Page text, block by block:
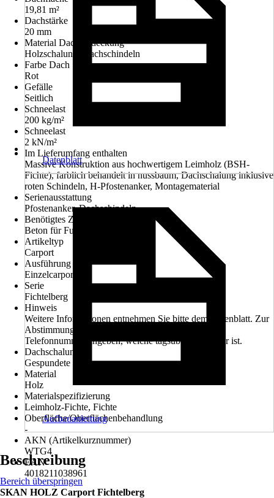
19,81 m²
Dachstärke
20 mm
Material Dacheindeckung
Holzschalung, Dachschindeln
Farbe Dach
Rot
Gefälle
Seitlich
Schneelast
200 kg/m²
Schneelast
2 kN/m²
Im Lieferumfang enthalten
Massive Konstruktion aus hochwertigem Leimholz (BSH-
Fichte), farblich behandelt in nussbaum, Dachschalung inklusive
roten Schindeln, H-Pfostenanker, Montagematerial
Serienausstattung
Pfostenanker, Dachschindeln
Benötigtes Zubehör
Beton für Fundamente
Artikeltyp
Carport
Ausführung
Einzelcarport
Serie
Fichtelberg
Hinweis
Weitere Informationen entnehmen Sie bitte dem Datenblatt. Zur
Abstimmung des Liefertermines bitte Handy- oder
Telefonnummer angeben, welche tagsüber erreichbar ist.
Dachschalung
Gespundete Bretter
Material
Holz
Materialspezifizierung
Leimholz-Fichte, Fichte
Oberfläche/Oberflächenbehandlung
-
AKN (Artikelkurznummer)
WTG4
EAN
4018211038961
Datenblatt
Aufbauanleitung
Beschreibung
Bereich überspringen
SKAN HOLZ Carport Fichtelberg